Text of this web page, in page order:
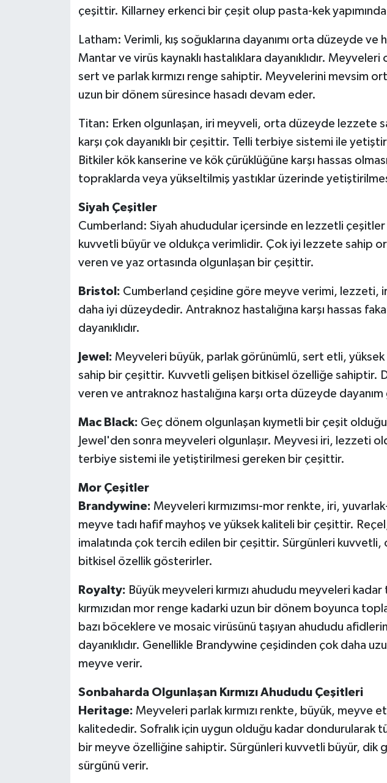
çeşittir. Killarney erkenci bir çeşit olup pasta-kek
Latham: Verimli, kış soğuklarına dayanımı orta düzeyde
Mantar ve virüs kaynaklı hastalıklara dayanıklıdır.
sert ve parlak kırmızı renge sahiptir. Meyvelerini mevsim
uzun bir dönem süresince hasadı devam eder.
Titan: Erken olgunlaşan, iri meyveli, orta düzeyde lezzete
karşı çok dayanıklı bir çeşittir. Telli terbiye sistemi ile
Bitkiler kök kanserine ve kök çürüklüğüne karşı hassas
topraklarda veya yükseltilmiş yastıklar üzerinde
Siyah Çeşitler
Cumberland: Siyah ahududular içersinde en lezzetli çeşitler
kuvvetli büyür ve oldukça verimlidir. Çok iyi lezzete sahip
veren ve yaz ortasında olgunlaşan bir çeşittir.
Bristol: Cumberland çeşidine göre meyve verimi, lezzeti,
daha iyi düzeydedir. Antraknoz hastalığına karşı hassas
dayanıklıdır.
Jewel: Meyveleri büyük, parlak görünümlü, sert etli,
sahip bir çeşittir. Kuvvetli gelişen bitkisel özelliğe sahiptir.
veren ve antraknoz hastalığına karşı orta düzeyde
Mac Black: Geç dönem olgunlaşan kıymetli bir çeşit
Jewel'den sonra meyveleri olgunlaşır. Meyvesi iri, lezzeti
terbiye sistemi ile yetiştirilmesi gereken bir çeşittir.
Mor Çeşitler
Brandywine: Meyveleri kırmızımsı-mor renkte, iri,
meyve tadı hafif mayhoş ve yüksek kaliteli bir çeşittir.
imalatında çok tercih edilen bir çeşittir. Sürgünleri kuvvetli,
bitkisel özellik gösterirler.
Royalty: Büyük meyveleri kırmızı ahududu meyveleri
kırmızıdan mor renge kadarki uzun bir dönem boyunca
bazı böceklere ve mosaic virüsünü taşıyan ahududu
dayanıklıdır. Genellikle Brandywine çeşidinden çok daha
meyve verir.
Sonbaharda Olgunlaşan Kırmızı Ahududu Çeşitleri
Heritage: Meyveleri parlak kırmızı renkte, büyük, meyve eti
kalitededir. Sofralık için uygun olduğu kadar dondurularak
bir meyve özelliğine sahiptir. Sürgünleri kuvvetli büyür, dik
sürgünü verir.